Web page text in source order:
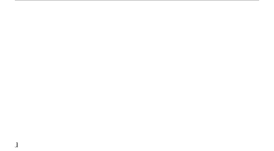
Een centrale bevinding van dit proefschrift is dat PFAS-adsorptie op AC zich fundamenteel anders gedraagt bij milieu-relevante concentraties dan bij de verhoogde concentraties die de wetenschappelijke literatuur domineren. Adsorptie-isothermparameters bleken sterk afhankelijk te zijn van de initiële PFAS-concentratie die werd gebruikt om het evenwicht te bereiken. Isothermen afgeleid op µg/L-mg/L niveaus overschatten de adsorptiecapaciteit op ng/L-concentraties aanzienlijk, voornamelijk omdat hoge concentraties coöperatieve adsorptieverschijnselen zoals aggregatie en meerlaagse vorming bevorderen, die op sporenniveaus worden onderdrukt. Als gevolg hiervan kunnen adsorptiegegevens verkregen bij hoge concentraties niet direct worden geëxtrapoleerd om de prestaties van GAC in drinkwaterzuivering te voorspellen.